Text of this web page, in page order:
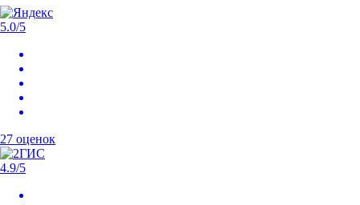
5.0/5
27 оценок
4.9/5